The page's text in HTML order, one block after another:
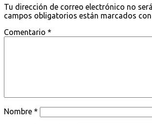
Tu dirección de correo electrónico no
campos obligatorios están marcados con
Comentario *
Nombre *